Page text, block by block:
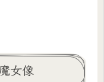
女像